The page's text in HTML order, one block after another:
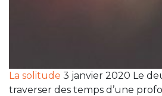
La solitude 3 janvier 2020 Le
traverser des temps d’une